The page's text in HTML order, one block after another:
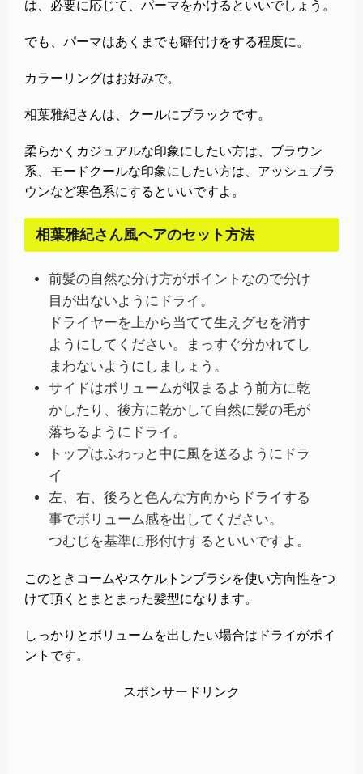
は、必要に応じて、パーマをかけるといいでしょう。
でも、パーマはあくまでも癖付けをする程度に。
カラーリングはお好みで。
相葉雅紀さんは、クールにブラックです。
柔らかくカジュアルな印象にしたい方は、ブラウン
系、モードクールな印象にしたい方は、アッシュブラ
ウンなど寒色系にするといいですよ。
相葉雅紀さん風ヘアのセット方法
前髪の自然な分け方がポイントなので分け
目が出ないようにドライ。
ドライヤーを上から当てて生えグセを消す
ようにしてください。まっすぐ分かれてし
まわないようにしましょう。
サイドはボリュームが収まるよう前方に乾
かしたり、後方に乾かして自然に髪の毛が
落ちるようにドライ。
トップはふわっと中に風を送るようにドラ
イ
左、右、後ろと色んな方向からドライする
事でボリューム感を出してください。
つむじを基準に形付けするといいですよ。
このときコームやスケルトンブラシを使い方向性をつ
けて頂くとまとまった髪型になります。
しっかりとボリュームを出したい場合はドライがポイ
ントです。
スポンサードリンク